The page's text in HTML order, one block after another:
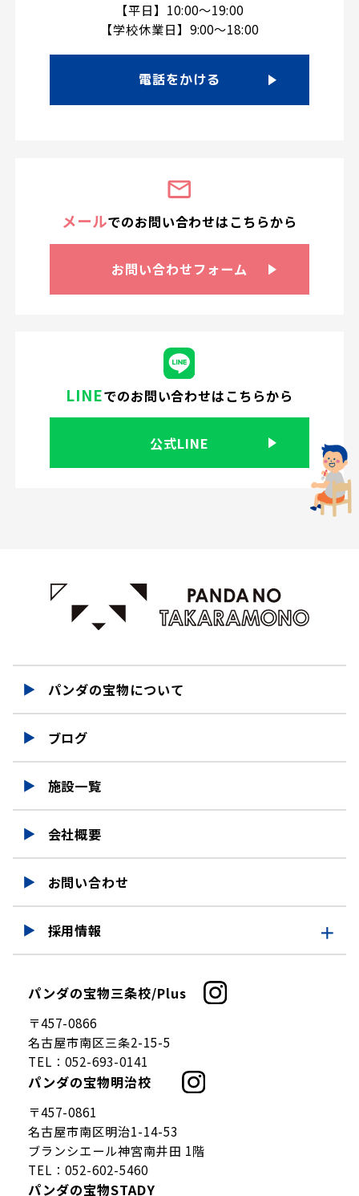
【平日】10:00～19:00
【学校休業日】9:00～18:00
電話をかける
メールでのお問い合わせはこちらから
お問い合わせフォーム
LINEでのお問い合わせはこちらから
公式LINE
パンダの宝物について
ブログ
施設一覧
会社概要
お問い合わせ
採用情報
採用情報
仕事を知る
募集要項
パンダの宝物三条校/Plus
〒457-0866
名古屋市南区三条2-15-5
TEL： 052-693-0141
パンダの宝物明治校
〒457-0861
名古屋市南区明治1-14-53
ブランシエール神宮南井田 1階
TEL： 052-602-5460
パンダの宝物STADY